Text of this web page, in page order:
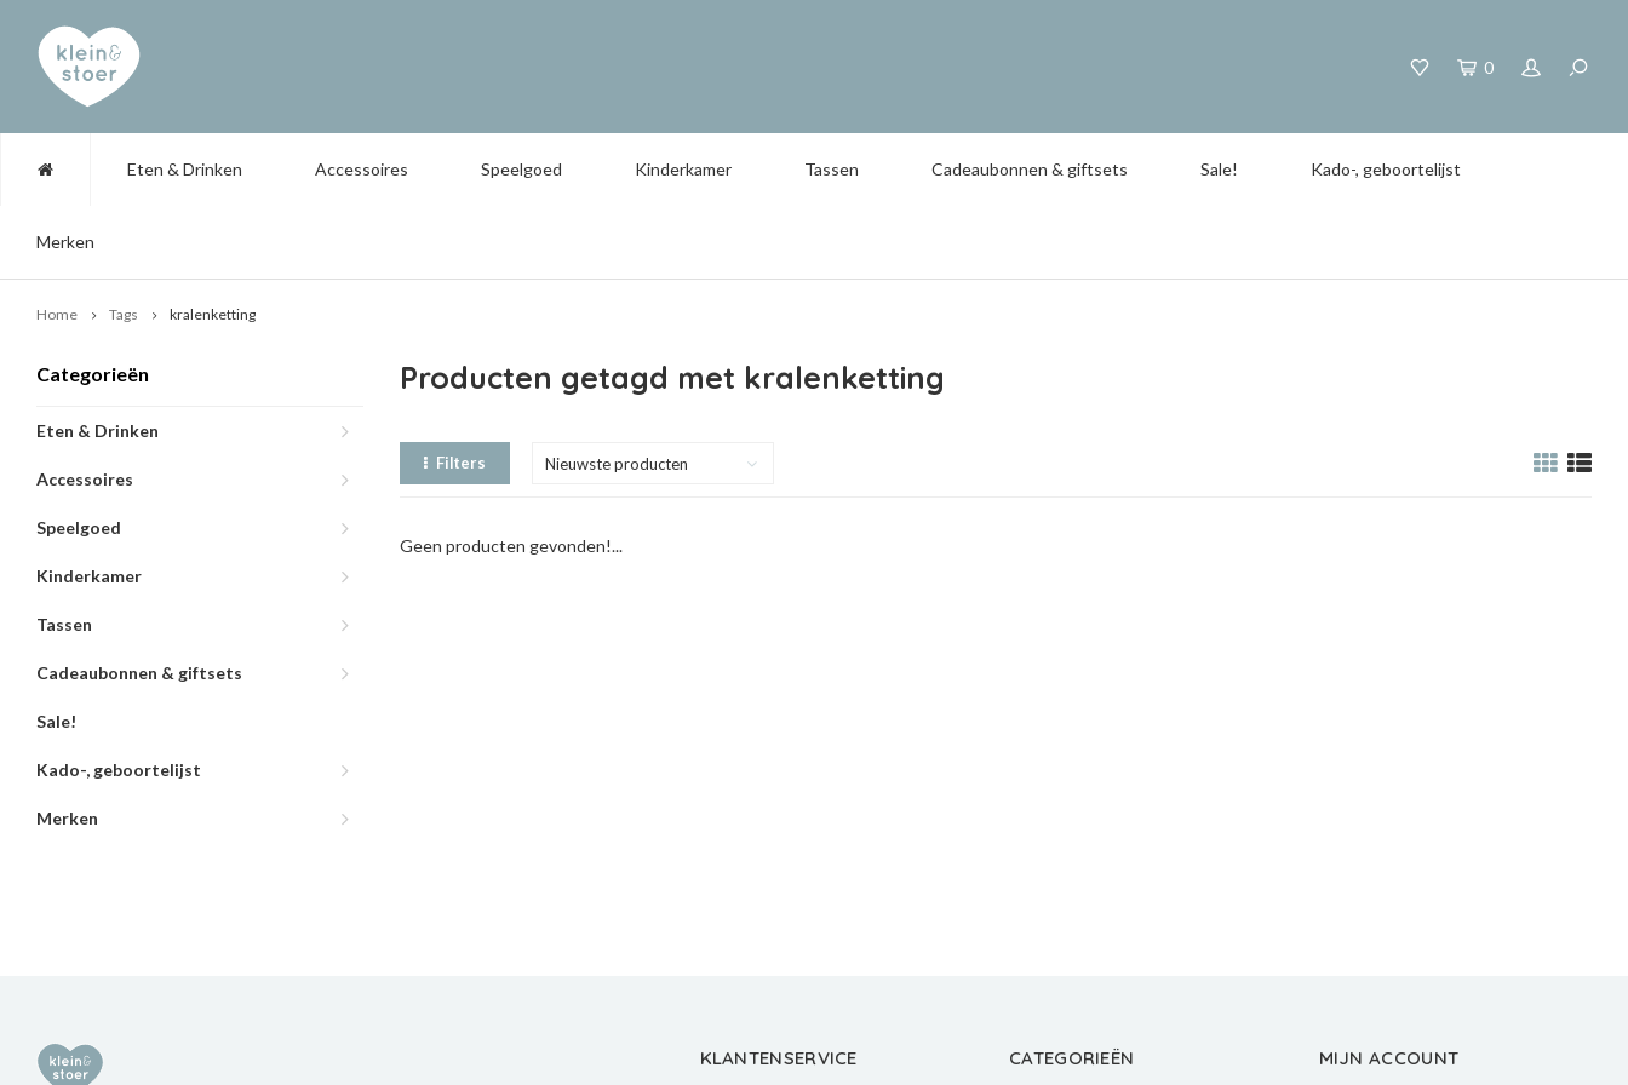
0
Eten & Drinken Accessoires Speelgoed Kinderkamer Tassen Cadeaubonnen & giftsets Sale! Kado-, geboortelijst
Merken
Home Tags kralenketting
Categorieën
Eten & Drinken
Accessoires
Speelgoed
Kinderkamer
Tassen
Cadeaubonnen & giftsets
Sale!
Kado-, geboortelijst
Merken
Producten getagd met kralenketting
Filters Nieuwste producten
Geen producten gevonden!...
KLANTENSERVICE CATEGORIEËN MIJN ACCOUNT